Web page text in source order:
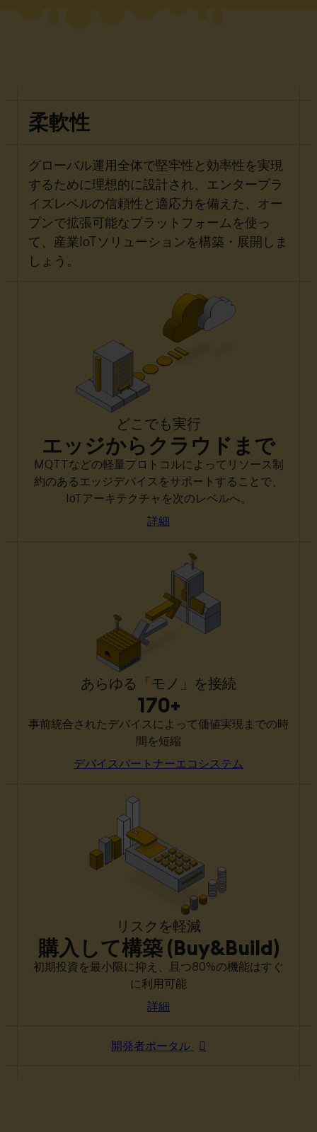
柔軟性
グローバル運用全体で堅牢性と効率性を実現
するために理想的に設計され、エンタープラ
イズレベルの信頼性と適応力を備えた、オー
プンで拡張可能なプラットフォームを使っ
て、産業IoTソリューションを構築・展開しま
しょう。
どこでも実行
エッジからクラウドまで
MQTTなどの軽量プロトコルによってリソース制
約のあるエッジデバイスをサポートすることで、
IoTアーキテクチャを次のレベルへ。
詳細
あらゆる「モノ」を接続
170+
事前統合されたデバイスによって価値実現までの時
間を短縮
デバイスパートナーエコシステム
リスクを軽減
購入して構築 (Buy&Build)
初期投資を最小限に抑え、且つ80%の機能はすぐ
に利用可能
詳細
開発者ポータル